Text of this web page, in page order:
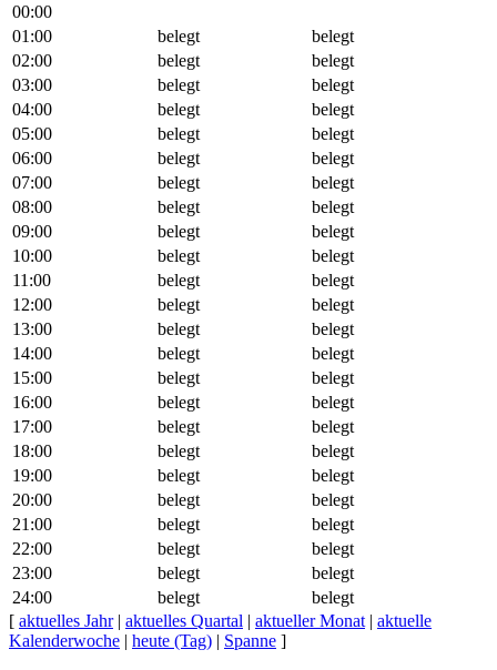
00:00
01:00
belegt
belegt
02:00
belegt
belegt
03:00
belegt
belegt
04:00
belegt
belegt
05:00
belegt
belegt
06:00
belegt
belegt
07:00
belegt
belegt
08:00
belegt
belegt
09:00
belegt
belegt
10:00
belegt
belegt
11:00
belegt
belegt
12:00
belegt
belegt
13:00
belegt
belegt
14:00
belegt
belegt
15:00
belegt
belegt
16:00
belegt
belegt
17:00
belegt
belegt
18:00
belegt
belegt
19:00
belegt
belegt
20:00
belegt
belegt
21:00
belegt
belegt
22:00
belegt
belegt
23:00
belegt
belegt
24:00
belegt
belegt
[ aktuelles Jahr| aktuelles Quartal | aktueller Monat | aktuelle
Kalenderwoche | heute (Tag) | Spanne ]